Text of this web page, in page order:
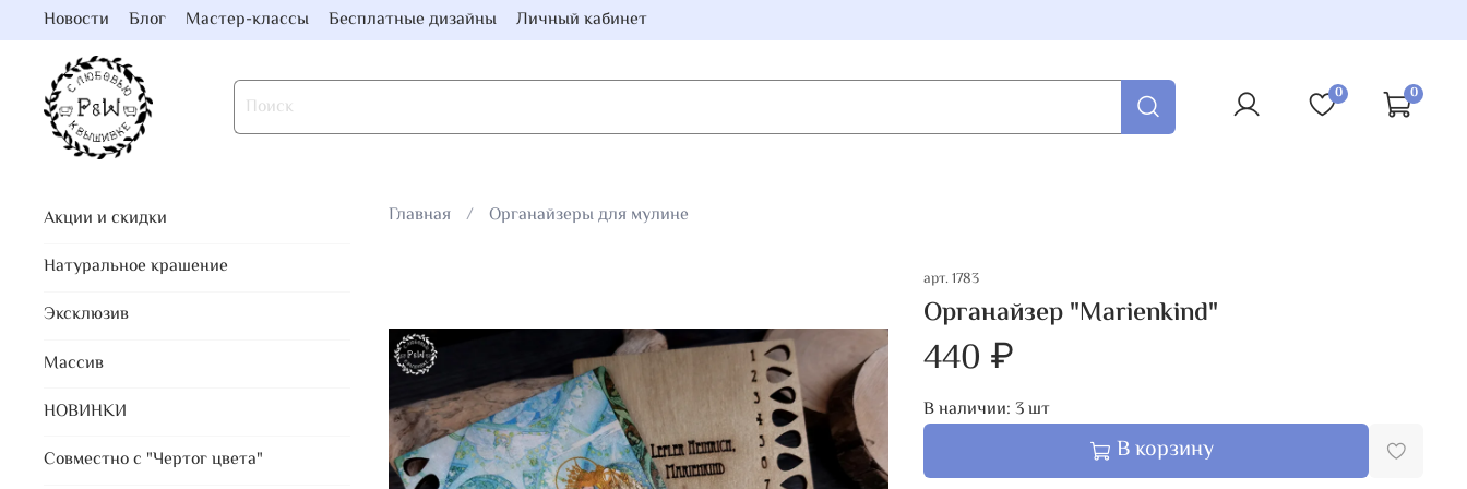
Новости Блог Мастер-классы Бесплатные дизайны Личный кабинет
0 0
Главная Органайзеры для мулине
арт.1783
Органайзер "Marienkind"
440 ₽
В наличии: 3шт
В корзину
Акции и скидки
Натуральное крашение
Эксклюзив
Массив
НОВИНКИ
Совместно с "Чертог цвета"